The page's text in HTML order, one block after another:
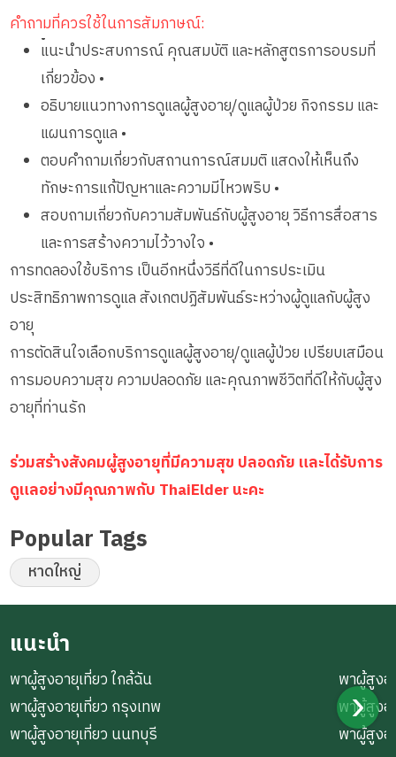
คำถามที่ควรใช้ในการสัมภาษณ์:
•
แนะนำประสบการณ์ คุณสมบัติ และหลักสูตรการอบรมที่
เกี่ยวข้อง •
อธิบายแนวทางการดูแลผู้สูงอายุ/ดูแลผู้ป่วย กิจกรรม และ
แผนการดูแล •
ตอบคำถามเกี่ยวกับสถานการณ์สมมติ แสดงให้เห็นถึง
ทักษะการแก้ปัญหาและความมีไหวพริบ •
สอบถามเกี่ยวกับความสัมพันธ์กับผู้สูงอายุ วิธีการสื่อสาร
และการสร้างความไว้วางใจ •
การทดลองใช้บริการ เป็นอีกหนึ่งวิธีที่ดีในการประเมิน
ประสิทธิภาพการดูแล สังเกตปฏิสัมพันธ์ระหว่างผู้ดูแลกับผู้สูง
อายุ
การตัดสินใจเลือกบริการดูแลผู้สูงอายุ/ดูแลผู้ป่วย เปรียบเสมือน
การมอบความสุข ความปลอดภัย และคุณภาพชีวิตที่ดีให้กับผู้สูง
อายุที่ท่านรัก
ร่วมสร้างสังคมผู้สูงอายุที่มีความสุข ปลอดภัย และได้รับการ
ดูแลอย่างมีคุณภาพกับ ThaiElder นะคะ
Popular Tags
หาดใหญ่
แนะนำ
พาผู้สูงอายุเที่ยว ใกล้ฉัน
พาผู้สูงอายุเที่ยว กรุงเทพ
พาผู้สูงอายุเที่ยว นนทบุรี
พาผู้สูงอ
พาผู้สูงอ
พาผู้สูงอ